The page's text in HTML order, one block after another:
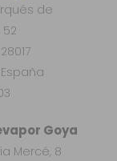
Goya
Mercé, 8
de